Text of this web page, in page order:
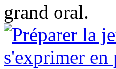
grand oral.